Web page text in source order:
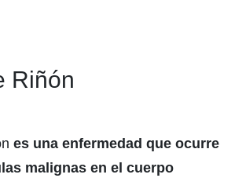
Riñón
es una enfermedad que ocurre
malignas en el cuerpo